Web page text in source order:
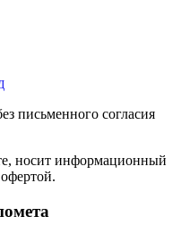
письменного согласия
носит информационный